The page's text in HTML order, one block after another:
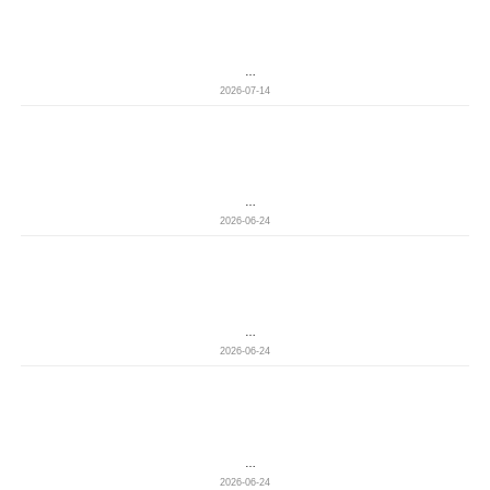
2026-07-14
2026-06-24
…
2026-06-24
2026-06-24